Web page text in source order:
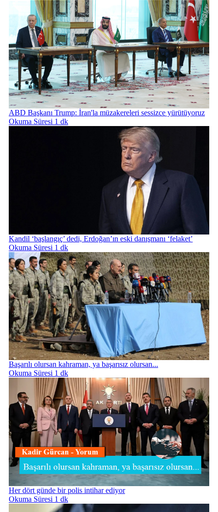
ABD Başkanı Trump: İran'la müzakereleri sessizce yürütüyoruz
Okuma Süresi 1 dk
Kandil ‘başlangıç’ dedi, Erdoğan’ın eski danışmanı ‘felaket’
Okuma Süresi 1 dk
Başarılı olursan kahraman, ya başarısız olursan...
Okuma Süresi 1 dk
Her dört günde bir polis intihar ediyor
Okuma Süresi 1 dk